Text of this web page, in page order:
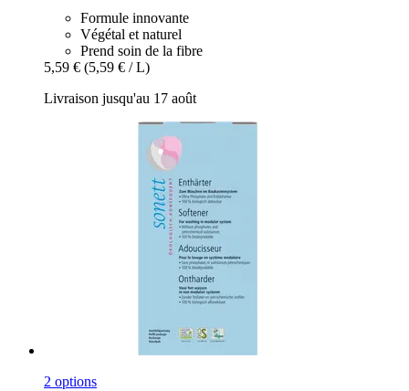
Formule innovante
Végétal et naturel
Prend soin de la fibre
5,59 € (5,59 € / L)
Livraison jusqu'au 17 août
2 options